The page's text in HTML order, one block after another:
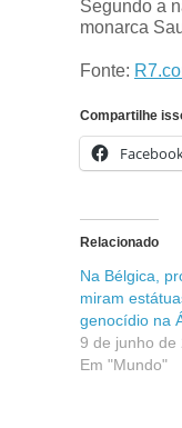
Segundo a
monarca
Fonte:
Compartilhe
Relacionado
Na Bélgica,
miram
genocídio na
9 de junho de
Em "Mundo"